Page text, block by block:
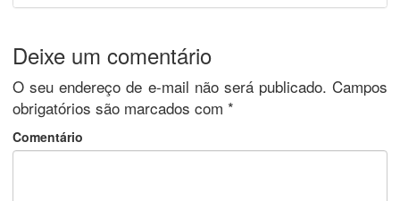
Deixe um comentário
O seu endereço de e-mail não será publicado. Campos
obrigatórios são marcados com *
Comentário